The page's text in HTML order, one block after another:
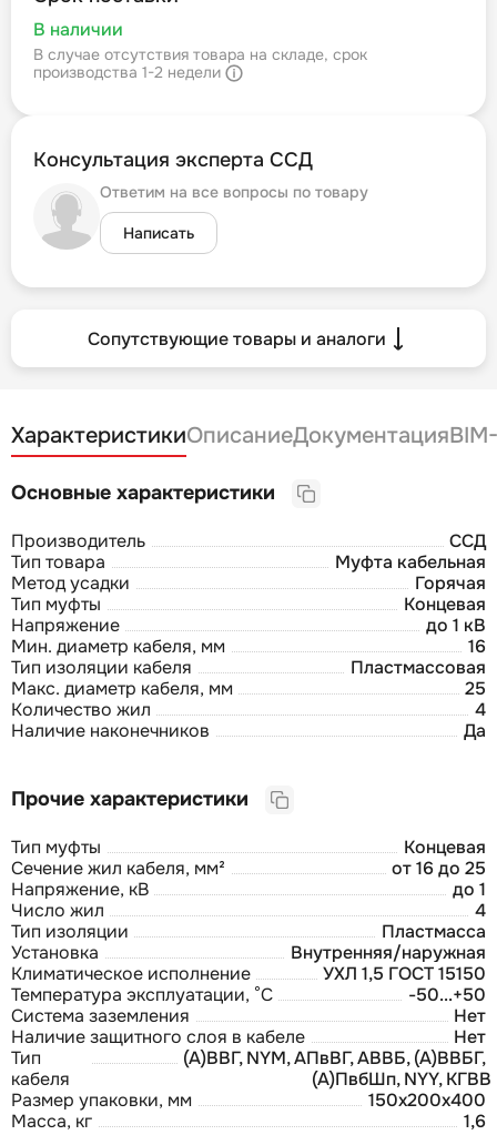
В наличии
В случае отсутствия товара на складе, срок
производства 1-2 недели
Консультация эксперта ССД
Ответим на все вопросы по товару
Написать
Сопутствующие товары и аналоги
ХарактеристикиОписаниеДокументация
Основные характеристики
Производитель
ССД
Тип товара
Муфта кабельная
Метод усадки
Горячая
Тип муфты
Концевая
Напряжение
до 1 кВ
Мин. диаметр кабеля, мм
16
Тип изоляции кабеля
Пластмассовая
Макс. диаметр кабеля, мм
25
Количество жил
4
Наличие наконечников
Да
Прочие характеристики
Тип муфты
Концевая
Сечение жил кабеля, мм²
от 16 до 25
Напряжение, кВ
до 1
Число жил
4
Тип изоляции
Пластмасса
Установка
Внутренняя/наружная
Климатическое исполнение
УХЛ 1,5 ГОСТ 15150
Температура эксплуатации, °С
-50...+50
Система заземления
Нет
Наличие защитного слоя в кабеле
Нет
Тип
кабеля
(А)ВВГ, NYM, АПвВГ, АВВБ, (А)ВВБГ,
(А)ПвбШп, NYY, КГВВ
Размер упаковки, мм
150x200x400
Масса, кг
1,6